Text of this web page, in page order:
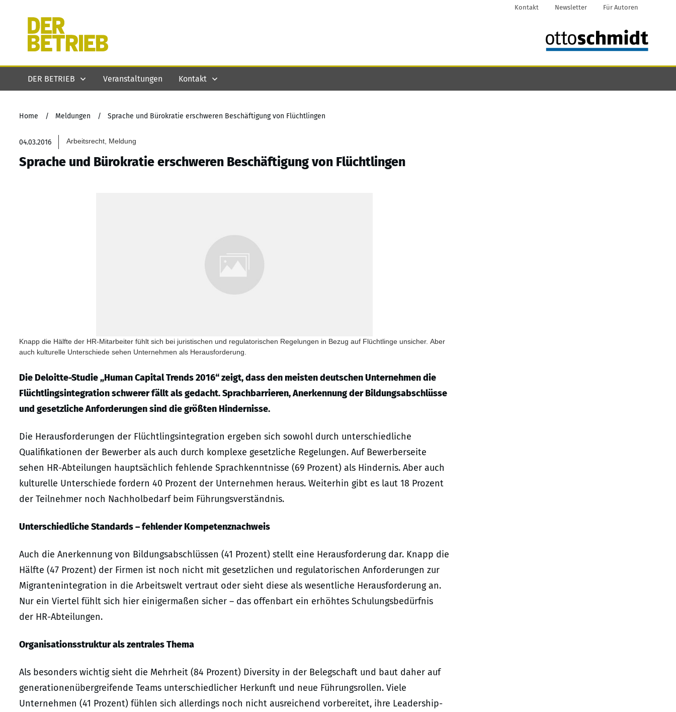
Kontakt Newsletter Für Autoren
DER BETRIEB Veranstaltungen Kontakt
Home / Meldungen / Sprache und Bürokratie erschweren Beschäftigung von Flüchtlingen
04.03.2016 Arbeitsrecht, Meldung
Sprache und Bürokratie erschweren Beschäftigung von Flüchtlingen
Knapp die Hälfte der HR-Mitarbeiter fühlt sich bei juristischen und regulatorischen Regelungen in Bezug auf Flüchtlinge unsicher. Aber
auch kulturelle Unterschiede sehen Unternehmen als Herausforderung.
Die Deloitte-Studie „Human Capital Trends 2016“ zeigt, dass den meisten deutschen Unternehmen die
Flüchtlingsintegration schwerer fällt als gedacht. Sprachbarrieren, Anerkennung der Bildungsabschlüsse
und gesetzliche Anforderungen sind die größten Hindernisse.
Die Herausforderungen der Flüchtlingsintegration ergeben sich sowohl durch unterschiedliche
Qualifikationen der Bewerber als auch durch komplexe gesetzliche Regelungen. Auf Bewerberseite
sehen HR-Abteilungen hauptsächlich fehlende Sprachkenntnisse (69 Prozent) als Hindernis. Aber auch
kulturelle Unterschiede fordern 40 Prozent der Unternehmen heraus. Weiterhin gibt es laut 18 Prozent
der Teilnehmer noch Nachholbedarf beim Führungsverständnis.
Unterschiedliche Standards – fehlender Kompetenznachweis
Auch die Anerkennung von Bildungsabschlüssen (41 Prozent) stellt eine Herausforderung dar. Knapp die
Hälfte (47 Prozent) der Firmen ist noch nicht mit gesetzlichen und regulatorischen Anforderungen zur
Migrantenintegration in die Arbeitswelt vertraut oder sieht diese als wesentliche Herausforderung an.
Nur ein Viertel fühlt sich hier einigermaßen sicher – das offenbart ein erhöhtes Schulungsbedürfnis
der HR-Abteilungen.
Organisationsstruktur als zentrales Thema
Als besonders wichtig sieht die Mehrheit (84 Prozent) Diversity in der Belegschaft und baut daher auf
generationenübergreifende Teams unterschiedlicher Herkunft und neue Führungsrollen. Viele
Unternehmen (41 Prozent) fühlen sich allerdings noch nicht ausreichend vorbereitet, ihre Leadership-